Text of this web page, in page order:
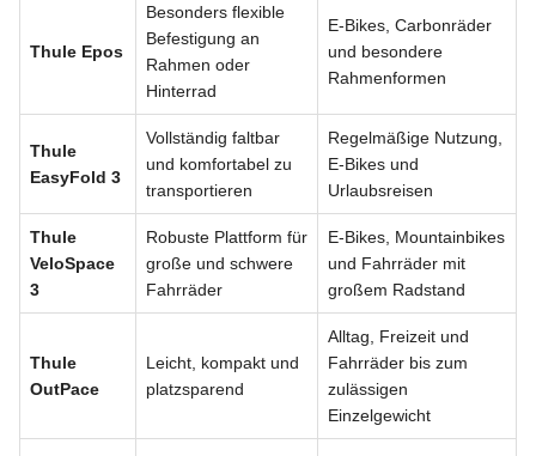
Thule Epos
Besonders flexible
Befestigung an
Rahmen oder
Hinterrad
E-Bikes, Carbonräder
und besondere
Rahmenformen
Thule
EasyFold 3
Vollständig faltbar
und komfortabel zu
transportieren
Regelmäßige Nutzung,
E-Bikes und
Urlaubsreisen
Thule
VeloSpace
3
Robuste Plattform für
große und schwere
Fahrräder
E-Bikes, Mountainbikes
und Fahrräder mit
großem Radstand
Thule
OutPace
Leicht, kompakt und
platzsparend
Alltag, Freizeit und
Fahrräder bis zum
zulässigen
Einzelgewicht